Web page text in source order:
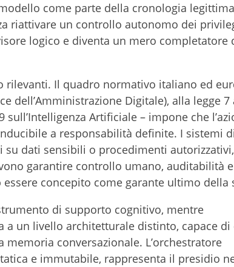
come parte della cronologia
riattivare un controllo autonomo dei
logico e diventa un mero completatore
rilevanti. Il quadro normativo italiano ed
dell’Amministrazione Digitale), alla legge 7
sull’Intelligenza Artificiale – impone che
a responsabilità definite. I sistemi
dati sensibili o procedimenti autorizzativi,
garantire controllo umano, auditabilità
concepito come garante ultimo della
di supporto cognitivo, mentre
a un livello architetturale distinto, capace
conversazionale. L’orchestratore
e immutabile, rappresenta il presidio